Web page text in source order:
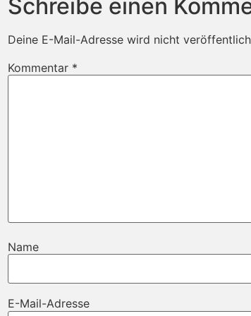
Schreibe einen
Deine E-Mail-Adresse wird nicht
Kommentar *
Name
E-Mail-Adresse